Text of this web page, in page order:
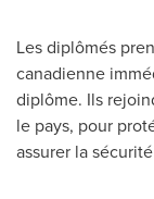
Les diplômés
canadienne
diplôme. Ils
le pays, pour
assurer la